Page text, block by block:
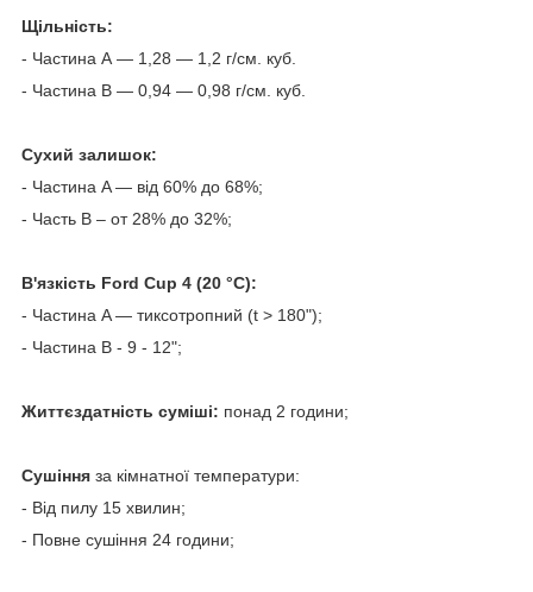
Щільність:
- Частина А — 1,28 — 1,2 г/см. куб.
- Частина В — 0,94 — 0,98 г/см. куб.
Сухий залишок:
- Частина A — від 60% до 68%;
- Часть B – от 28% до 32%;
В'язкість Ford Cup 4 (20 °C):
- Частина A — тиксотропний (t > 180");
- Частина B - 9 - 12";
Життєздатність суміші: понад 2 години;
Сушіння за кімнатної температури:
- Від пилу 15 хвилин;
- Повне сушіння 24 години;